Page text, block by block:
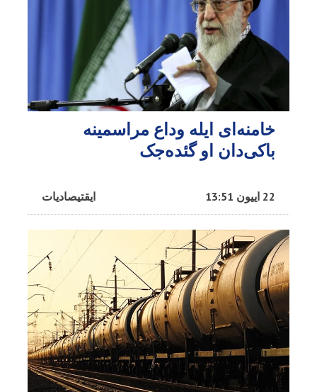
خامنه‌ای ایله وداع مراسمینه
باکی‌دان او گئده‌جک
ایقتیصادیات 22 اییون 13:51